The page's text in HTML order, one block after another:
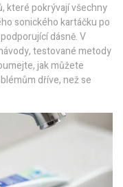
které pokrývají všechny
sonického kartáčku po
dásně. V
testované metody
jak můžete
dříve, než se